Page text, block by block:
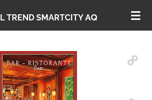
TREND SMARTCITYAQ